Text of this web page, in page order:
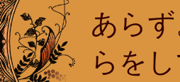
あら
らを